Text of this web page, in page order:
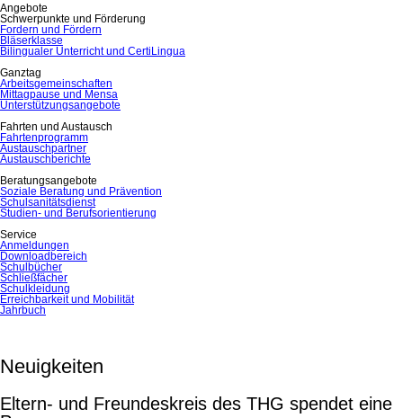
Angebote
Schwerpunkte und Förderung
Fordern und Fördern
Bläserklasse
Bilingualer Unterricht und CertiLingua
Ganztag
Arbeitsgemeinschaften
Mittagpause und Mensa
Unterstützungsangebote
Fahrten und Austausch
Fahrtenprogramm
Austauschpartner
Austauschberichte
Beratungsangebote
Soziale Beratung und Prävention
Schulsanitätsdienst
Studien- und Berufsorientierung
Service
Anmeldungen
Downloadbereich
Schulbücher
Schließfächer
Schulkleidung
Erreichbarkeit und Mobilität
Jahrbuch
Neuigkeiten
Eltern- und Freundeskreis des THG spendet eine